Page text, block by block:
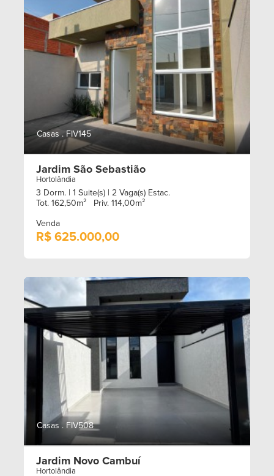
Casas . FIV145
Jardim São Sebastião
Hortolândia
3 Dorm. | 1 Suite(s) | 2 Vaga(s) Estac.
Tot. 162,50m²
Priv. 114,00m²
Venda
R$ 625.000,00
Casas . FIV508
Jardim Novo Cambuí
Hortolândia